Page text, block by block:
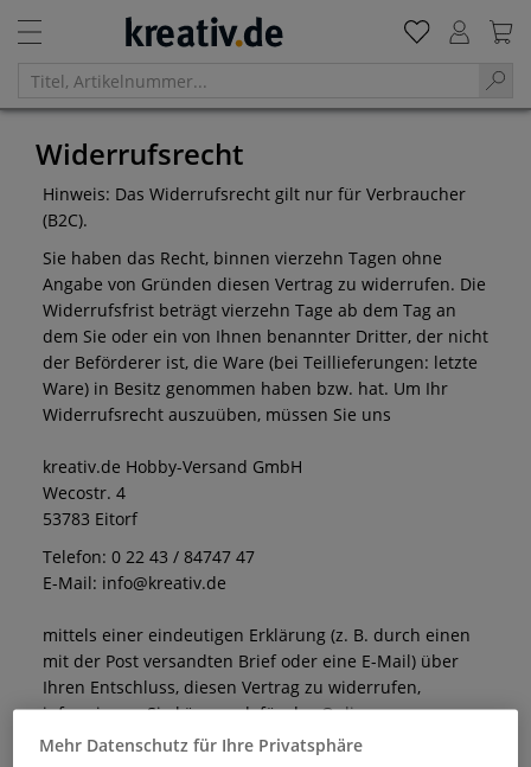
Widerrufsrecht
Hinweis: Das Widerrufsrecht gilt nur für Verbraucher
(B2C).
Sie haben das Recht, binnen vierzehn Tagen ohne
Angabe von Gründen diesen Vertrag zu widerrufen. Die
Widerrufsfrist beträgt vierzehn Tage ab dem Tag an
dem Sie oder ein von Ihnen benannter Dritter, der nicht
der Beförderer ist, die Ware (bei Teillieferungen: letzte
Ware) in Besitz genommen haben bzw. hat. Um Ihr
Widerrufsrecht auszuüben, müssen Sie uns
kreativ.de Hobby-Versand GmbH
Wecostr. 4
53783 Eitorf
Telefon: 0 22 43 / 84747 47
E-Mail: info@kreativ.de
mittels einer eindeutigen Erklärung (z. B. durch einen
mit der Post versandten Brief oder eine E-Mail) über
Ihren Entschluss, diesen Vertrag zu widerrufen,
informieren. Sie können dafür dasOnline-
Widerrufsformular oder das beigefügteMuster-
Mehr Datenschutz für Ihre Privatsphäre